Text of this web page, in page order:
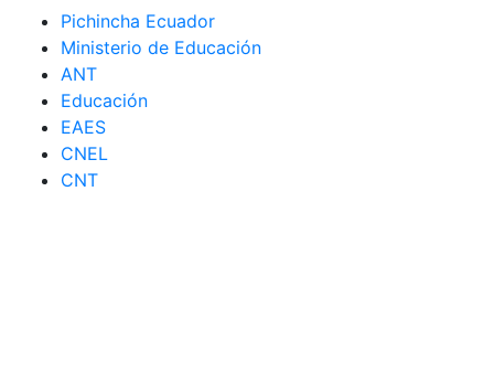
Pichincha Ecuador
Ministerio de Educación
ANT
Educación
EAES
CNEL
CNT